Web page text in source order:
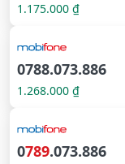
1.175.000 ₫
0788.073.886
1.268.000 ₫
0789.073.886